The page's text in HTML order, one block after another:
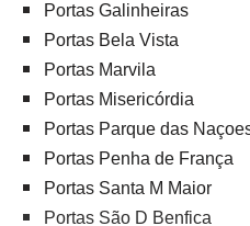
Portas Galinheiras
Portas Bela Vista
Portas Marvila
Portas Misericórdia
Portas Parque das
Portas Penha de França
Portas Santa M Maior
Portas São D Benfica